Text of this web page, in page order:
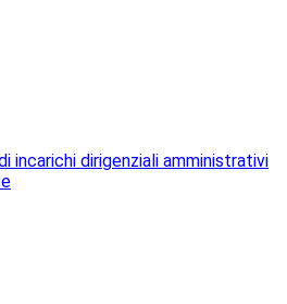
incarichi dirigenziali amministrativi